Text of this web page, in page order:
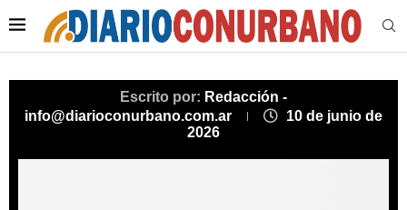
Escrito por: Redacción -
info@diarioconurbano.com.ar
10 de junio de
2026